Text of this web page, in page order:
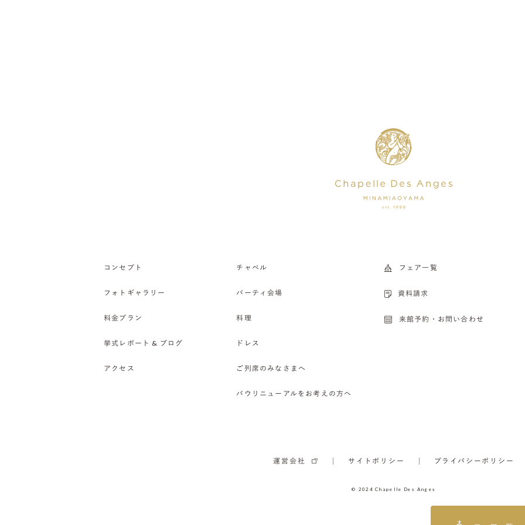
コンセプト
フォトギャラリー
料金プラン
挙式レポート & ブログ
アクセス
チャペル
パーティ会場
料理
ドレス
ご列席のみなさまへ
バウリニューアルをお考えの方へ
フェア一覧
資料請求
来館予約・お問い合わせ
運営会社 サイトポリシー プライバシーポリシー
© 2024 Chapelle Des Anges